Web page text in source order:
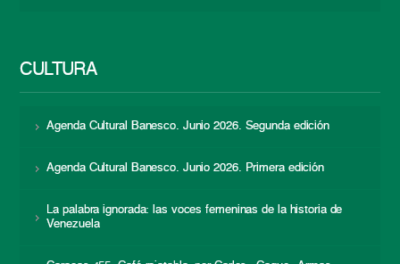
CULTURA
Agenda Cultural Banesco. Junio 2026. Segunda edición
Agenda Cultural Banesco. Junio 2026. Primera edición
La palabra ignorada: las voces femeninas de la historia de
Venezuela